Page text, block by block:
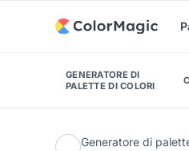
GENERATORE DI
PALETTE DI COLORI
Generatore di